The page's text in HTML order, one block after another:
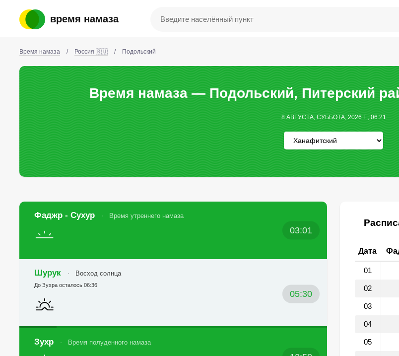
время намаза
Время намаза / Россия 🇷🇺 / Подольский
Время намаза — Подольский, Питерский
8 АВГУСТА, СУББОТА, 2026 Г., 06:21
Фаджр - Сухур Время утреннего намаза
03:01
Шурук Восход солнца
05:30
До Зухра осталось 06:36
Зухр Время полуденного намаза
Дата
01
02
03
04
05